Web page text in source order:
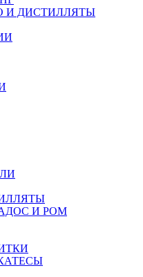
И ДИСТИЛЛЯТЫ
И РОМ